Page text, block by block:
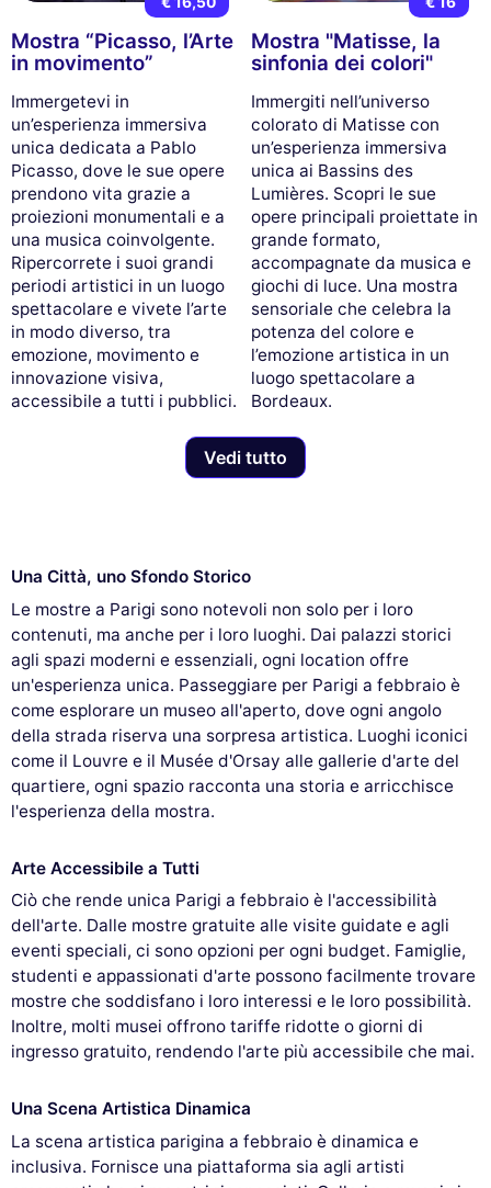
Mostra “Picasso, l’Arte
in movimento”
Immergetevi in
un’esperienza immersiva
unica dedicata a Pablo
Picasso, dove le sue opere
prendono vita grazie a
proiezioni monumentali e a
una musica coinvolgente.
Ripercorrete i suoi grandi
periodi artistici in un luogo
spettacolare e vivete l’arte
in modo diverso, tra
emozione, movimento e
innovazione visiva,
accessibile a tutti i pubblici.
Mostra "Matisse, la
sinfonia dei colori"
Immergiti nell’universo
colorato di Matisse con
un’esperienza immersiva
unica ai Bassins des
Lumières. Scopri le sue
opere principali proiettate in
grande formato,
accompagnate da musica e
giochi di luce. Una mostra
sensoriale che celebra la
potenza del colore e
l’emozione artistica in un
luogo spettacolare a
Bordeaux.
Vedi tutto
Una Città, uno Sfondo Storico
Le mostre a Parigi sono notevoli non solo per i loro
contenuti, ma anche per i loro luoghi. Dai palazzi storici
agli spazi moderni e essenziali, ogni location offre
un'esperienza unica. Passeggiare per Parigi a febbraio è
come esplorare un museo all'aperto, dove ogni angolo
della strada riserva una sorpresa artistica. Luoghi iconici
come il Louvre e il Musée d'Orsay alle gallerie d'arte del
quartiere, ogni spazio racconta una storia e arricchisce
l'esperienza della mostra.
Arte Accessibile a Tutti
Ciò che rende unica Parigi a febbraio è l'accessibilità
dell'arte. Dalle mostre gratuite alle visite guidate e agli
eventi speciali, ci sono opzioni per ogni budget. Famiglie,
studenti e appassionati d'arte possono facilmente trovare
mostre che soddisfano i loro interessi e le loro possibilità.
Inoltre, molti musei offrono tariffe ridotte o giorni di
ingresso gratuito, rendendo l'arte più accessibile che mai.
Una Scena Artistica Dinamica
La scena artistica parigina a febbraio è dinamica e
inclusiva. Fornisce una piattaforma sia agli artisti